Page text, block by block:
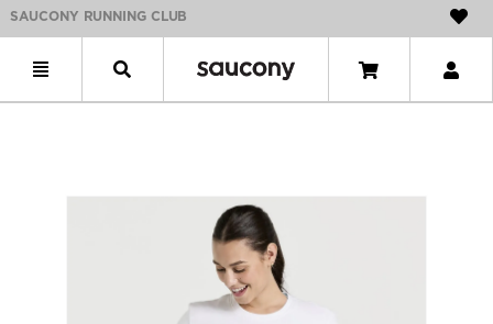
SAUCONY RUNNING CLUB